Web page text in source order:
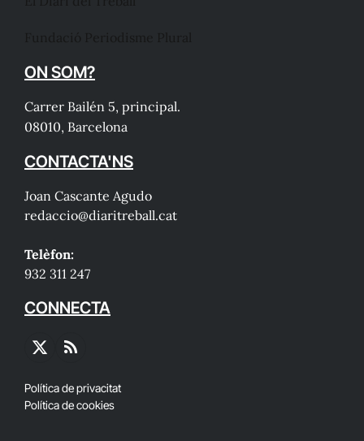
ON SOM?
Carrer Bailén 5, principal.
08010, Barcelona
CONTACTA'NS
Joan Cascante Agudo
redaccio@diaritreball.cat
Telèfon:
932 311 247
CONNECTA
X
RSS
Política de privacitat
Política de cookies